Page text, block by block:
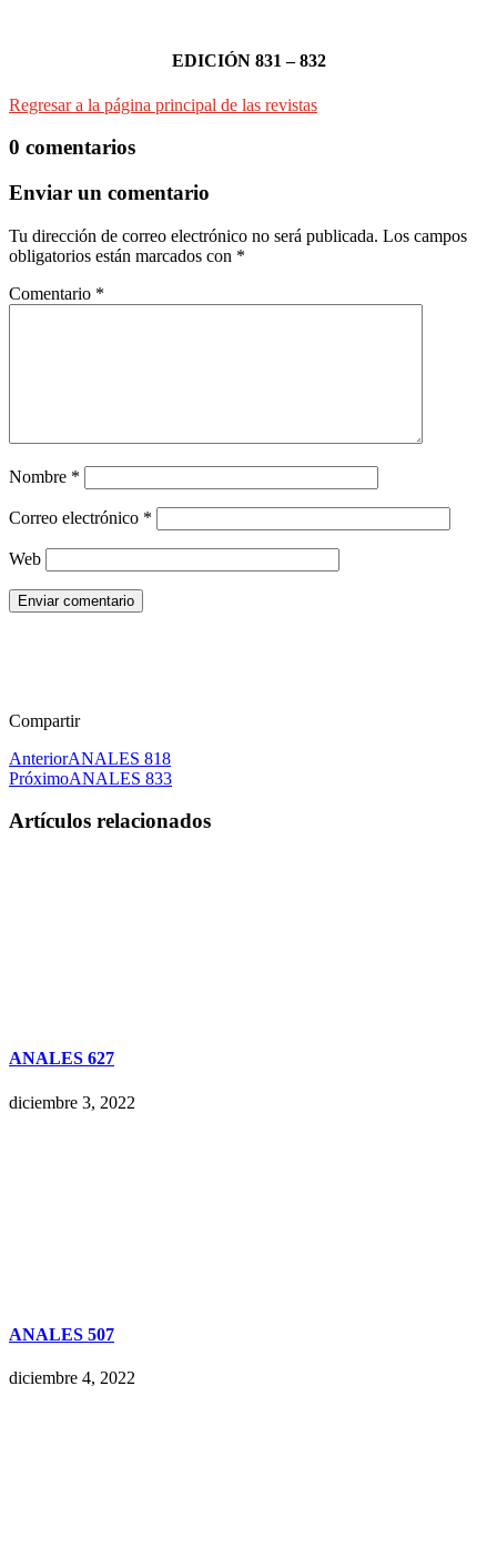
EDICIÓN 831 – 832
Regresar a la página principal de las revistas
0 comentarios
Enviar un comentario
Tu dirección de correo electrónico no será publicada. Los campos
obligatorios están marcados con *
Comentario *
Nombre *
Correo electrónico *
Web
Enviar comentario
Compartir
AnteriorANALES 818
PróximoANALES 833
Artículos relacionados
ANALES 627
diciembre 3, 2022
ANALES 507
diciembre 4, 2022